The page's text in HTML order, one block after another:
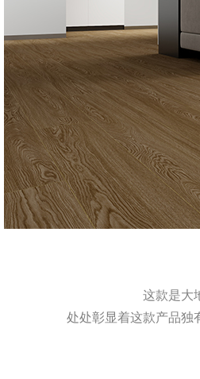
这款是大
处处彰显着这款产品独